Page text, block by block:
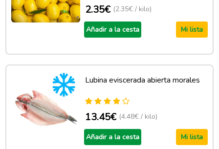
2.35€ (2.35€ / kilo)
Añadir a la cesta Mi lista
Lubina eviscerada abierta morales
13.45€ (4.48€ / kilo)
Añadir a la cesta Mi lista